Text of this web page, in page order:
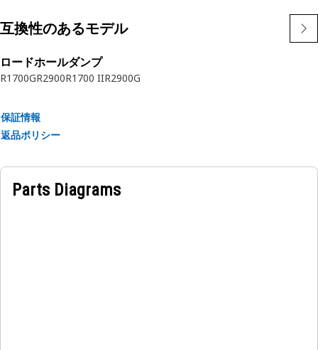
• 非腐食性
用途
トルクコンバータハウジングリテーニングリングはトルクコン
互換性のあるモデル
ロードホールダンプ
R1700GR2900R1700 IIR2900G
保証情報
返品ポリシー
Parts Diagrams